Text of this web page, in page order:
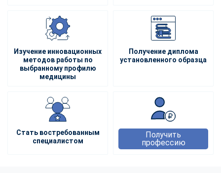
Изучение инновационных
методов работы по
выбранному профилю
медицины
Получение диплома
установленного образца
Стать востребованным
специалистом
Получить
профессию